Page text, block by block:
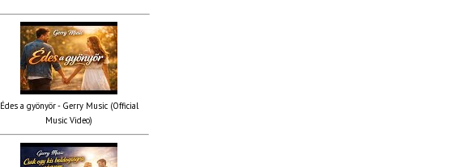
Édes a gyönyör - Gerry Music (Official
Music Video)